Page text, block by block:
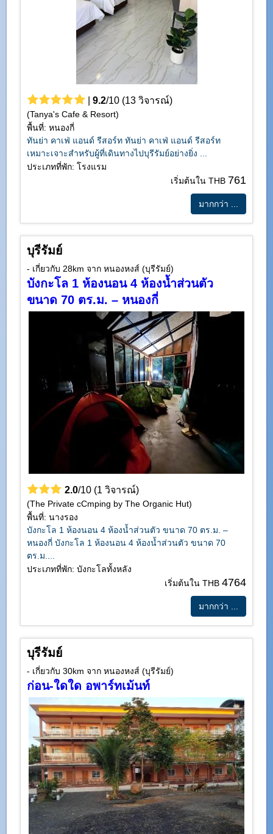
|9.2/10 (13 วิจารณ์)
(Tanya's Cafe & Resort)
พื้นที่: หนองกี่
ทันย่า คาเฟ่ แอนด์ รีสอร์ท ทันย่า คาเฟ่ แอนด์ รีสอร์ท
เหมาะเจาะสำหรับผู้ที่เดินทางไปบุรีรัมย์อย่างยิ่ง ...
ประเภทที่พัก: โรงแรม
เริ่มต้นใน THB 761
มากกว่า ...
บุรีรัมย์
- เกี่ยวกับ 28km จาก หนองหงส์ (บุรีรัมย์)
บังกะโล 1 ห้องนอน 4 ห้องน้ำส่วนตัว
ขนาด 70 ตร.ม. – หนองกี่
2.0/10 (1 วิจารณ์)
(The Private cCmping by The Organic Hut)
พื้นที่: นางรอง
บังกะโล 1 ห้องนอน 4 ห้องน้ำส่วนตัว ขนาด 70 ตร.ม. –
หนองกี่ บังกะโล 1 ห้องนอน 4 ห้องน้ำส่วนตัว ขนาด 70
ตร.ม....
ประเภทที่พัก: บังกะโลทั้งหลัง
เริ่มต้นใน THB 4764
มากกว่า ...
บุรีรัมย์
- เกี่ยวกับ 30km จาก หนองหงส์ (บุรีรัมย์)
ก่อน-ใดใด อพาร์ทเม้นท์